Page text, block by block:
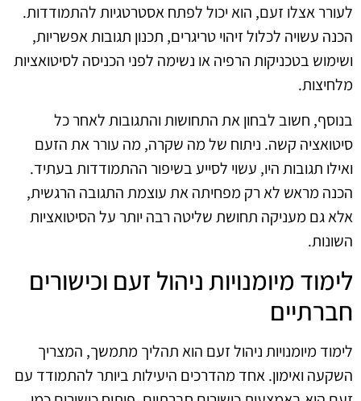
לעורר אצלו זעם, הוא יכול לפתח אסטרטגיות להתמודדות.
הכנה עשויה לכלול זיהוי טריגרים, תכנון תגובות אפשריות,
ושימוש בטכניקות הרפיה או נשימה לפני הכניסה לסיטואציות
מלחיצות.
בנוסף, חשוב לבחון את התחושות והתגובות לאחר כל
סיטואציה קשה. ניתוח של מה שקרה, מה עורר את הזעם
ואילו תגובות היו, עשוי לסייע בשיפור ההתמודדות בעתיד.
הכנה מראש לא רק מפחיתה את עוצמת התגובה הרגשית,
אלא גם מעניקה תחושת שליטה רבה יותר על הסיטואציות
השונות.
לימוד מיומנויות ניהול זעם וכישורים
חברתיים
לימוד מיומנויות ניהול זעם הוא תהליך מתמשך, המצריך
השקעה ואימון. אחד מהדרכים היעילות ביותר להתמודד עם